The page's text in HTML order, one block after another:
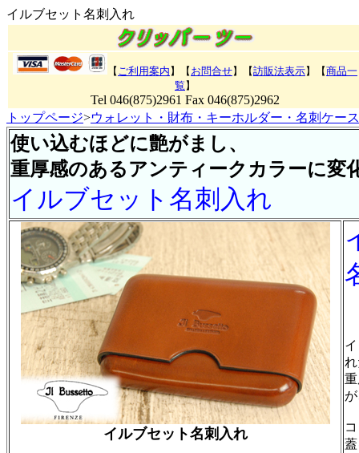
イルブセット名刺入れ
【 ご利用案内 】【 お問合せ】【訪販法表示】 【商品一
覧 】
Tel 046(875)2961 Fax 046(875)2962
トップページ>ウォレット・財布・キーホルダー・名刺ケース
使い込むほどに艶がまし、
重厚感のあるアンティークカラーに変
イルブセット名刺入れ
イルブセット名刺入れ